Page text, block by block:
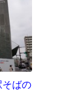
そばの